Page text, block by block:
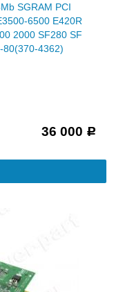
SGRAM PCI
6500 E420R
2000 SF280 SF
80(370-4362)
36 000 Р